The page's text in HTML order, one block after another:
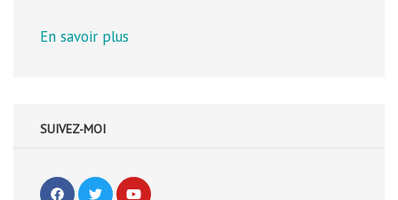
En savoir plus
SUIVEZ-MOI